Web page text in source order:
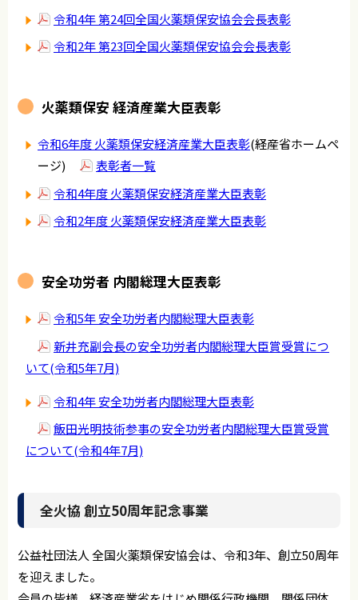
令和4年 第24回全国火薬類保安協会会長表彰
令和2年 第23回全国火薬類保安協会会長表彰
火薬類保安 経済産業大臣表彰
令和6年度 火薬類保安経済産業大臣表彰(経産省ホームペ
ージ)
表彰者一覧
令和4年度 火薬類保安経済産業大臣表彰
令和2年度 火薬類保安経済産業大臣表彰
安全功労者 内閣総理大臣表彰
令和5年 安全功労者内閣総理大臣表彰
新井充副会長の安全功労者内閣総理大臣賞受賞につ
いて(令和5年7月)
令和4年 安全功労者内閣総理大臣表彰
飯田光明技術参事の安全功労者内閣総理大臣賞受賞
について(令和4年7月)
全火協 創立50周年記念事業
公益社団法人 全国火薬類保安協会は、令和3年、創立50周年
を迎えました。